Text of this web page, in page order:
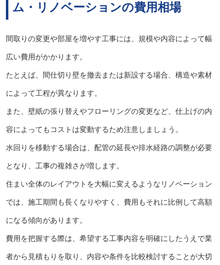
ム・リノベーションの費用相場
間取りの変更や部屋を増やす工事には、規模や内容によって幅
広い費用がかかります。
たとえば、間仕切り壁を撤去または新設する場合、構造や素材
によって工程が異なります。
また、壁紙の張り替えやフローリングの変更など、仕上げの内
容によってもコストは変動するため注意しましょう。
水回りを移動する場合は、配管の延長や排水経路の調整が必要
となり、工事の複雑さが増します。
住まい全体のレイアウトを大幅に変えるようなリノベーション
では、施工期間も長くなりやすく、費用もそれに比例して高額
になる傾向があります。
費用を把握する際は、希望する工事内容を明確にしたうえで業
者から見積もりを取り、内容や条件を比較検討することが大切